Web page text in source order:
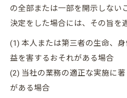
の全部または一部を開示しない
決定をした場合には、その旨を
(1) 本人または第三者の生命、
益を害するおそれがある場合
(2) 当社の業務の適正な実施に
がある場合